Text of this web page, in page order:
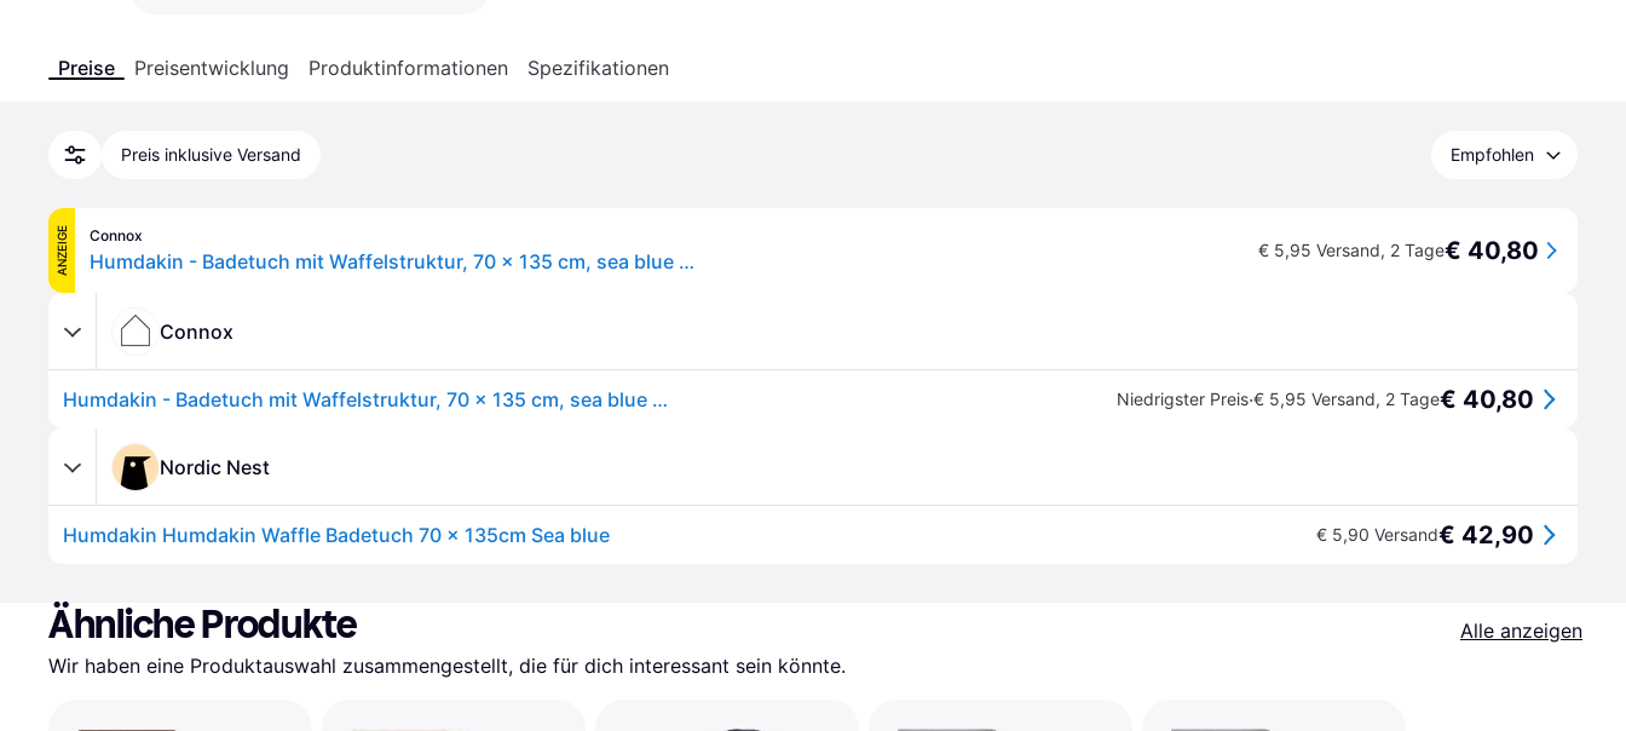
Preise Preisentwicklung Produktinformationen Spezifikationen
Preis inklusive Versand Empfohlen
ANZEIGE Connox
Humdakin - Badetuch mit Waffelstruktur, 70 x 135 cm, sea blue - Blau € 5,95 Versand, 2 Tage€ 40,80
Connox
Humdakin - Badetuch mit Waffelstruktur, 70 x 135 cm, sea blue - Blau Niedrigster Preis·€ 5,95 Versand, 2 Tage€ 40,80
Nordic Nest
Humdakin Humdakin Waffle Badetuch 70 x 135cm Sea blue € 5,90 Versand€ 42,90
Ähnliche Produkte
Alle anzeigen
Wir haben eine Produktauswahl zusammengestellt, die für dich interessant sein könnte.